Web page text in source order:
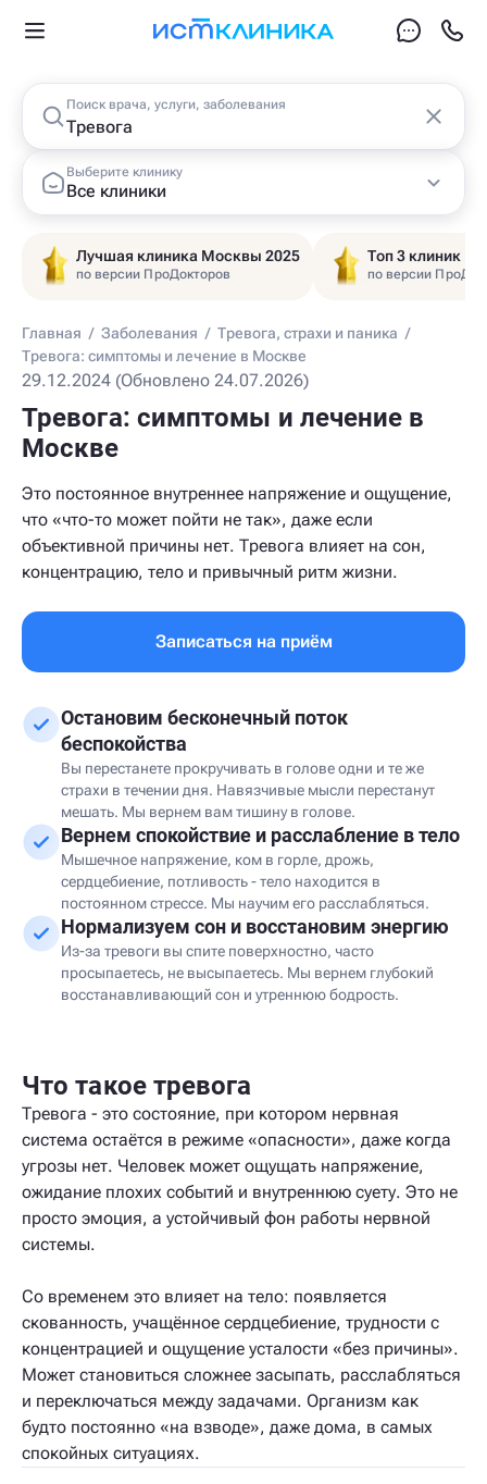
Поиск врача, услуги, заболевания
Выберите клинику
Все клиники
Лучшая клиника Москвы 2025
по версии ПроДокторов
Топ 3 клиник
по версии
Главная / Заболевания / Тревога, страхи и паника /
Тревога: симптомы и лечение в Москве
29.12.2024 (Обновлено 24.07.2026)
Тревога: симптомы и лечение в
Москве
Это постоянное внутреннее напряжение и ощущение,
что «что-то может пойти не так», даже если
объективной причины нет. Тревога влияет на сон,
концентрацию, тело и привычный ритм жизни.
Записаться на приём
Остановим бесконечный поток
беспокойства
Вы перестанете прокручивать в голове одни и те же
страхи в течении дня. Навязчивые мысли перестанут
мешать. Мы вернем вам тишину в голове.
Вернем спокойствие и расслабление в тело
Мышечное напряжение, ком в горле, дрожь,
сердцебиение, потливость - тело находится в
постоянном стрессе. Мы научим его расслабляться.
Нормализуем сон и восстановим энергию
Из-за тревоги вы спите поверхностно, часто
просыпаетесь, не высыпаетесь. Мы вернем глубокий
восстанавливающий сон и утреннюю бодрость.
Что такое тревога
Тревога - это состояние, при котором нервная
система остаётся в режиме «опасности», даже когда
угрозы нет. Человек может ощущать напряжение,
ожидание плохих событий и внутреннюю суету. Это не
просто эмоция, а устойчивый фон работы нервной
системы.
Со временем это влияет на тело: появляется
скованность, учащённое сердцебиение, трудности с
концентрацией и ощущение усталости «без причины».
Может становиться сложнее засыпать, расслабляться
и переключаться между задачами. Организм как
будто постоянно «на взводе», даже дома, в самых
спокойных ситуациях.